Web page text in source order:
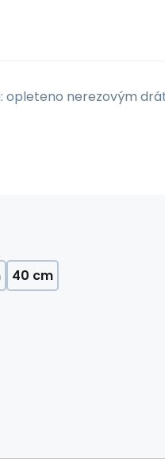
opleteno nerezovým
40 cm